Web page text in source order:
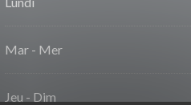
Mar - Mer
Jeu - Dim